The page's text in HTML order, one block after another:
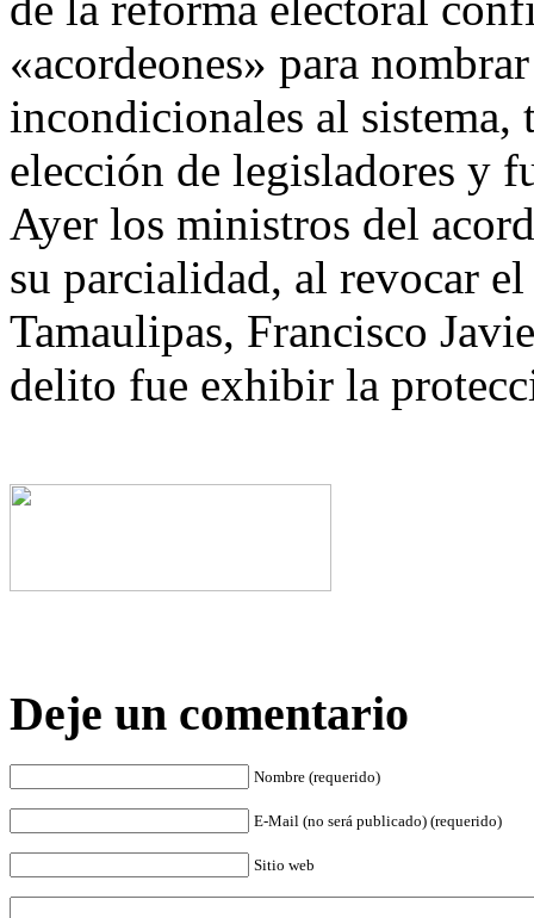
«acordeones» para
incondicionales al sistema,
elección de legisladores y
Ayer los ministros del
su parcialidad, al revocar
Tamaulipas, Francisco
delito fue exhibir la
Deje un comentario
Nombre (requerido)
E-Mail (no será publicado) (requerido)
Sitio web